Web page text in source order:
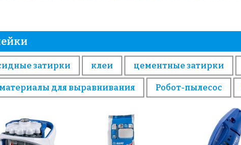
затирки клеи цементные затирки
материалы для выравнивания Робот-пылесос